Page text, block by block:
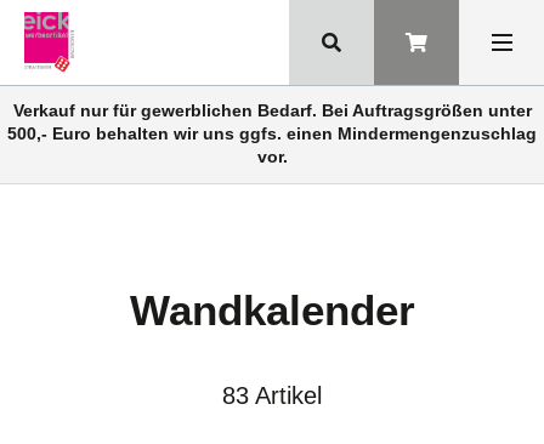
Verkauf nur für gewerblichen Bedarf. Bei Auftragsgrößen unter
500,- Euro behalten wir uns ggfs. einen Mindermengenzuschlag
vor.
Wandkalender
83 Artikel